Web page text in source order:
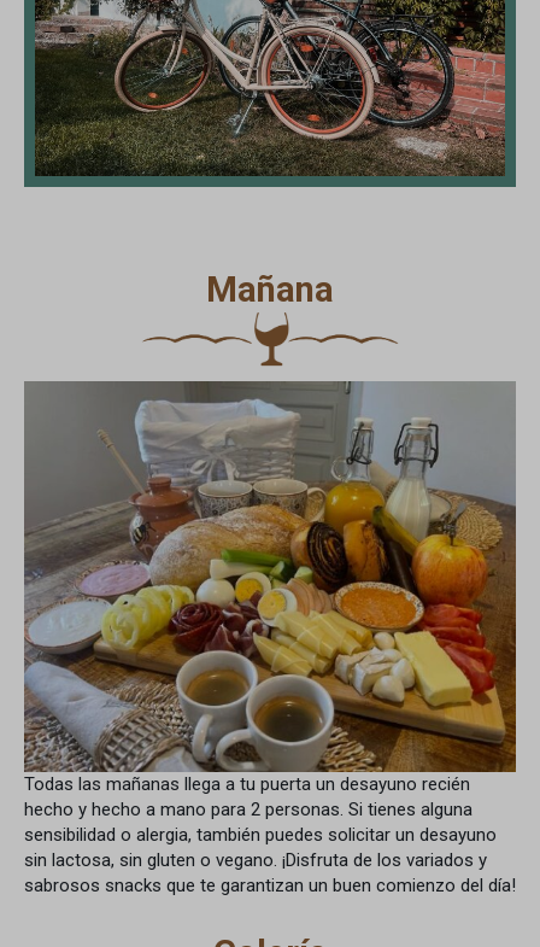
Mañana
Todas las mañanas llega a tu puerta un desayuno recién
hecho y hecho a mano para 2 personas. Si tienes alguna
sensibilidad o alergia, también puedes solicitar un desayuno
sin lactosa, sin gluten o vegano. ¡Disfruta de los variados y
sabrosos snacks que te garantizan un buen comienzo del día!